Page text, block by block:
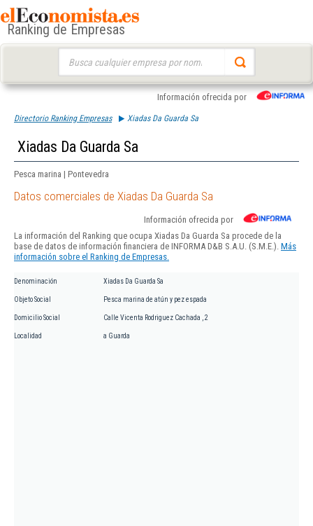
Ranking de Empresas
Información ofrecida por
Directorio Ranking Empresas Xiadas Da Guarda Sa
Xiadas Da Guarda Sa
Pesca marina | Pontevedra
Datos comerciales de Xiadas Da Guarda Sa
Información ofrecida por
La información del Ranking que ocupa Xiadas Da Guarda Sa procede de la
base de datos de información financiera de INFORMA D&B S.A.U. (S.M.E.). Más
información sobre el Ranking de Empresas.
Denominación Xiadas Da Guarda Sa
Objeto Social Pesca marina de atún y pez espada
Domicilio Social Calle Vicenta Rodriguez Cachada , 2
Localidad a Guarda